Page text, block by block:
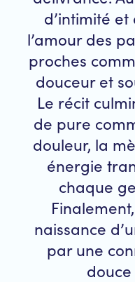
d’intimité
l’amour des
proches
douceur et
Le récit
de pure
douleur, la
énergie
chaque
naissance
par une